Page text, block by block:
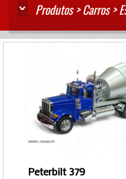
Produtos > Carros >
Peterbilt 379